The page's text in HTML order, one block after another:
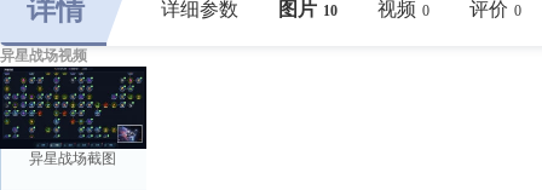
详情 详细参数 图片 10 视频 0 评价 0
异星战场视频
异星战场截图